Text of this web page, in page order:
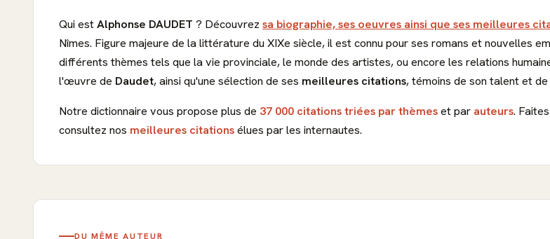
Qui estAlphonse DAUDET ? Découvrez sa biographie, ses oeuvres ainsi que ses meilleures
Nîmes. Figure majeure de la littérature du XIXe siècle, il est connu pour ses romans et nouvelles
différents thèmes tels que la vie provinciale, le monde des artistes, ou encore les relations
l'œuvre de Daudet, ainsi qu'une sélection de ses meilleures citations, témoins de son talent et
Notre dictionnaire vous propose plus de 37 000 citations triées par thèmeset par auteurs.
consultez nos meilleures citationsélues par les internautes.
DU MÊME AUTEUR